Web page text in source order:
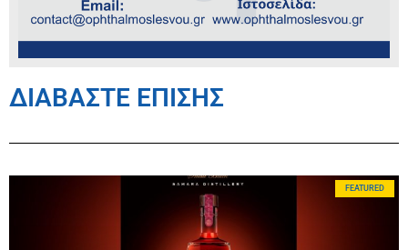
ΔΙΑΒΑΣΤΕ ΕΠΙΣΗΣ
FEATURED